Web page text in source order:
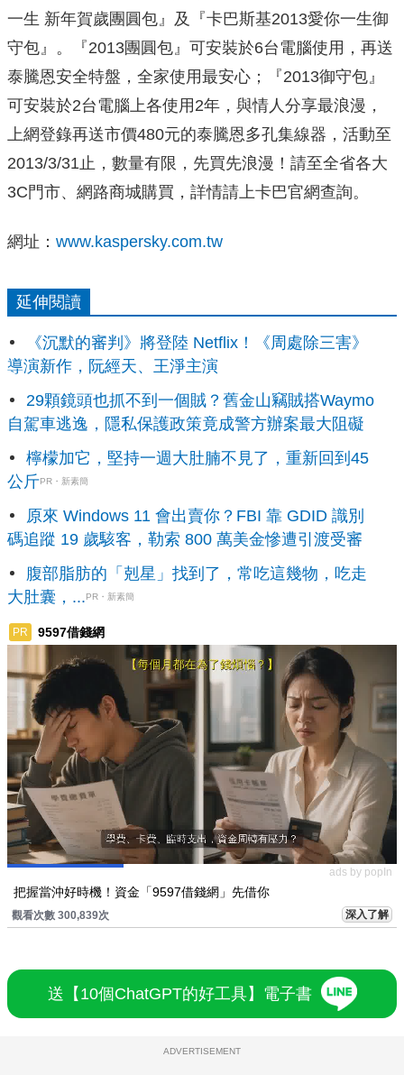
一生 新年賀歲團圓包』及『卡巴斯基2013愛你一生御
守包』。『2013團圓包』可安裝於6台電腦使用，再送
泰騰恩安全特盤，全家使用最安心；『2013御守包』
可安裝於2台電腦上各使用2年，與情人分享最浪漫，
上網登錄再送市價480元的泰騰恩多孔集線器，活動至
2013/3/31止，數量有限，先買先浪漫！請至全省各大
3C門市、網路商城購買，詳情請上卡巴官網查詢。
網址： www.kaspersky.com.tw
延伸閱讀
《沉默的審判》將登陸 Netflix！《周處除三害》
導演新作，阮經天、王淨主演
29顆鏡頭也抓不到一個賊？舊金山竊賊搭Waymo
自駕車逃逸，隱私保護政策竟成警方辦案最大阻礙
檸檬加它，堅持一週大肚腩不見了，重新回到45
公斤PR・新素簡
原來 Windows 11 會出賣你？FBI 靠 GDID 識別
碼追蹤 19 歲駭客，勒索 800 萬美金慘遭引渡受審
腹部脂肪的「剋星」找到了，常吃這幾物，吃走
大肚囊，... PR・新素簡
PR 9597借錢網
ads by popIn
把握當沖好時機！資金「9597借錢網」先借你
觀看次數 300,839次 深入了解
送【10個ChatGPT的好工具】電子書
ADVERTISEMENT